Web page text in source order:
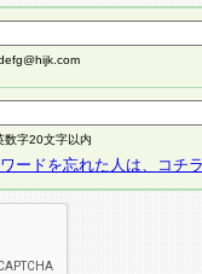
字20文字以内
ードを忘れた人は、コチ